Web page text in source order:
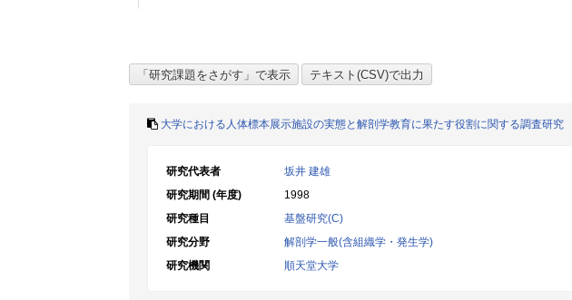
大学における人体標本展示施設の実態と解剖学教育に果たす役割に関する調査研究
研究代表者
坂井 建雄
研究期間 (年度)
1998
研究種目
基盤研究(C)
研究分野
解剖学一般(含組織学・発生学)
研究機関
順天堂大学